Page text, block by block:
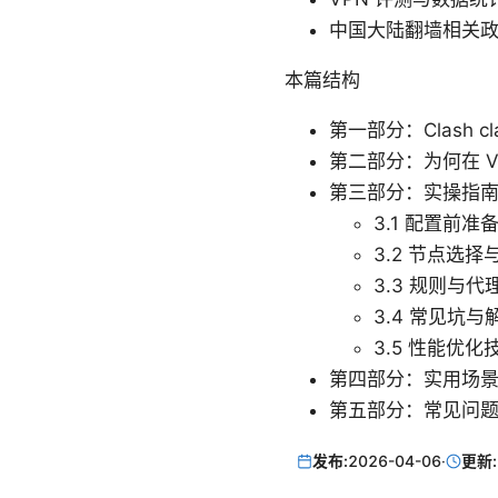
中国大陆翻墙相关
本篇结构
第一部分：Clash
第二部分：为何在
第三部分：实操指南
3.1 配置前准备
3.2 节点选择
3.3 规则与代
3.4 常见坑与
3.5 性能优化
第四部分：实用场
第五部分：常见问
发布:2026-04-06· 更新: